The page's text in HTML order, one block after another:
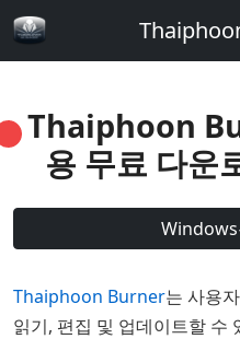
Thaiphoon
용 무료 다운
Windows
Thaiphoon Burner는 사용
읽기, 편집 및 업데이트할 수